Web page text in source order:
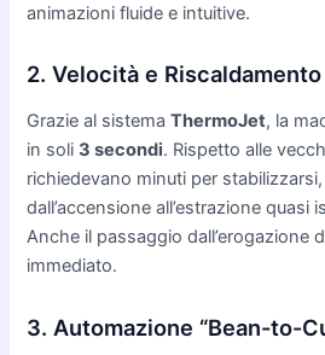
animazioni fluide e intuitive.
2. Velocità e
Grazie al sistemaThermoJet, la
in soli3 secondi. Rispetto alle
richiedevano minuti per
dall’accensione all’estrazione quasi
Anche il passaggio dall’erogazione
immediato.
3. Automazione “Bean-to-